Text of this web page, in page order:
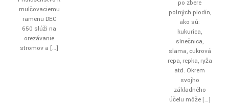
mulčovaciemu
ramenu DEC
650 slúži na
orezávanie
stromov a […]
po zbere
poľných plodín,
ako sú:
kukurica,
slnečnica,
slama, cukrová
repa, repka, ryža
atď. Okrem
svojho
základného
účelu môže[…]